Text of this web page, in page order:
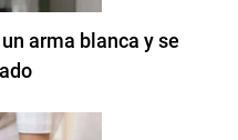
arma blanca y se